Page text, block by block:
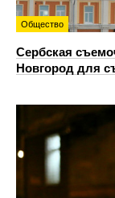
Общество
Сербская
Новгород для